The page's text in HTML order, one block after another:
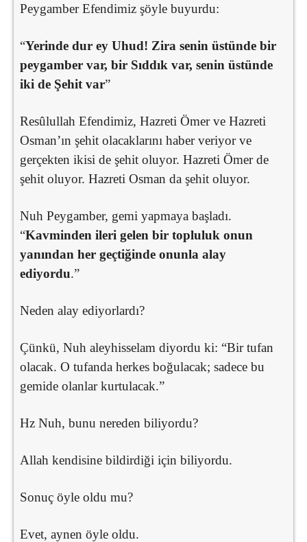
Peygamber Efendimiz şöyle buyurdu:
“Yerinde dur ey Uhud! Zira senin üstünde bir
peygamber var, bir Sıddık var, senin üstünde
iki de Şehit var”
Resûlullah Efendimiz, Hazreti Ömer ve Hazreti
Osman’ın şehit olacaklarını haber veriyor ve
gerçekten ikisi de şehit oluyor. Hazreti Ömer de
şehit oluyor. Hazreti Osman da şehit oluyor.
Nuh Peygamber, gemi yapmaya başladı.
“Kavminden ileri gelen bir topluluk onun
yanından her geçtiğinde onunla alay
ediyordu.”
Neden alay ediyorlardı?
Çünkü, Nuh aleyhisselam diyordu ki: “Bir tufan
olacak. O tufanda herkes boğulacak; sadece bu
gemide olanlar kurtulacak.”
Hz Nuh, bunu nereden biliyordu?
Allah kendisine bildirdiği için biliyordu.
Sonuç öyle oldu mu?
Evet, aynen öyle oldu.